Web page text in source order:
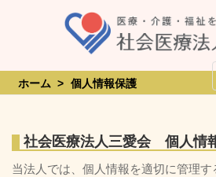
ホーム > 個人情報保護
社会医療法人三愛会 個人情
当法人では、個人情報を適切に管理す